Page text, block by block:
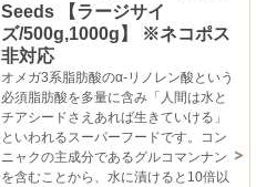
Seeds 【ラージサイ
ズ/500g,1000g】 ※ネコポス
非対応
オメガ3系脂肪酸のα-リノレン酸という
必須脂肪酸を多量に含み「人間は水と
チアシードさえあれば生きていける」
といわれるスーパーフードです。コン
ニャクの主成分であるグルコマンナン
を含むことから、水に漬けると10倍以